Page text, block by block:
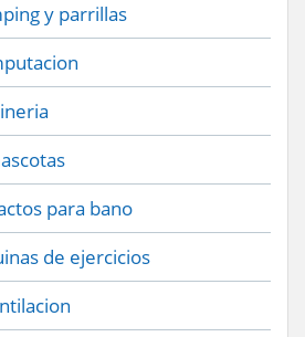
y parrillas
para bano
de ejercicios